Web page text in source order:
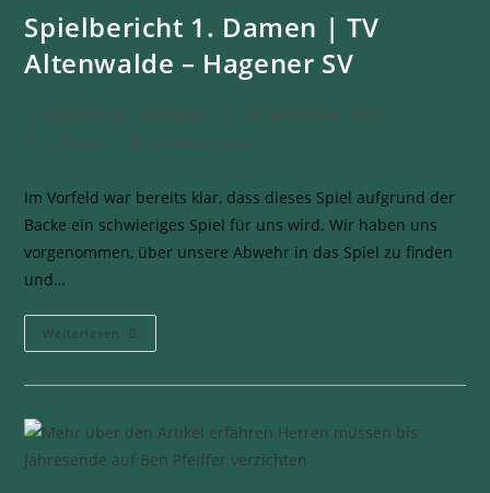
Spielbericht 1. Damen | TV
Altenwalde – Hagener SV
Hagener SV - Handball
30. November 2025
1. Damen
0 Kommentare
Im Vorfeld war bereits klar, dass dieses Spiel aufgrund der
Backe ein schwieriges Spiel für uns wird. Wir haben uns
vorgenommen, über unsere Abwehr in das Spiel zu finden
und…
Weiterlesen